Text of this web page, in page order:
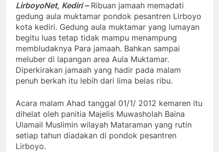
LirboyoNet, Kediri –Ribuan jamaah memadati
gedung aula muktamar pondok pesantren Lirboyo
kota kediri. Gedung aula muktamar yang lumayan
begitu luas tetap tidak mampu menampung
membludaknya Para jamaah. Bahkan sampai
meluber di lapangan area Aula Muktamar.
Diperkirakan jamaah yang hadir pada malam
penuh berkah itu lebih dari lima belas ribu.
Acara malam Ahad tanggal 01/1/ 2012 kemaren itu
dihelat oleh panitia Majelis Muwasholah Baina
Ulamail Muslimin wilayah Mataraman yang rutin
setiap tahun diadakan di pondok pesantren
Lirboyo.